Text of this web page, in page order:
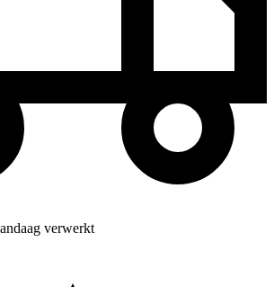
verwerkt